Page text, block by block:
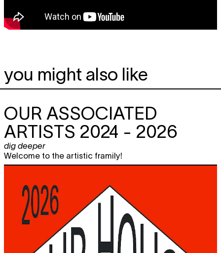
you might also like
OUR ASSOCIATED
ARTISTS 2024 - 2026
dig deeper
Welcome to the artistic framily!